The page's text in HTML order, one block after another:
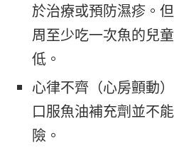
於治療或預防濕疹。
周至少吃一次魚的兒
低。
心律不齊（心房顫動
口服魚油補充劑並不
險。